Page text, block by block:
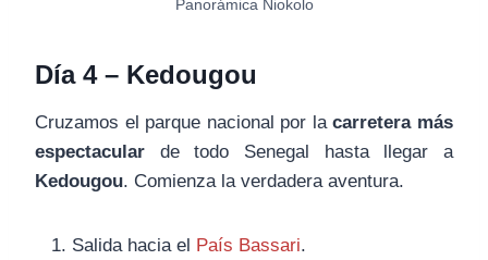
Panorámica Niokolo
Día 4 – Kedougou
Cruzamos el parque nacional por lacarretera más
espectacular de todo Senegal hasta llegar a
Kedougou. Comienza la verdadera aventura.
Salida hacia el País Bassari.